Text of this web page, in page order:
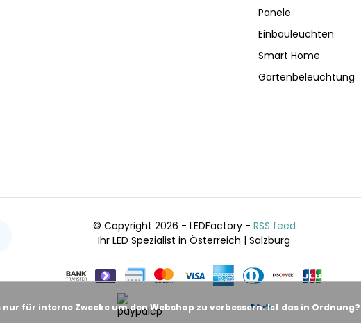
Panele
Einbauleuchten
Smart Home
Gartenbeleuchtung
© Copyright 2026 - LEDFactory - RSS feed
Ihr LED Spezialist in Österreich | Salzburg
für interne Zwecke um den Webshop zu verbessern. Ist das in Ordnung?